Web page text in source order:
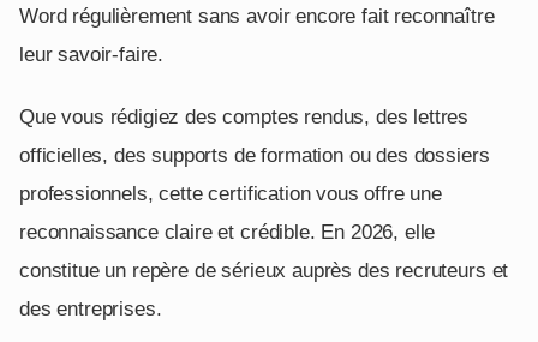
Word régulièrement sans avoir encore fait reconnaître
leur savoir-faire.
Que vous rédigiez des comptes rendus, des lettres
officielles, des supports de formation ou des dossiers
professionnels, cette certification vous offre une
reconnaissance claire et crédible. En 2026, elle
constitue un repère de sérieux auprès des recruteurs et
des entreprises.